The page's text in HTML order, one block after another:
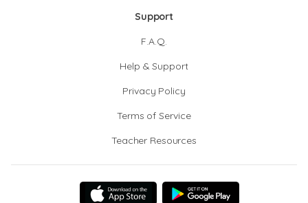
Support
F.A.Q.
Help & Support
Privacy Policy
Terms of Service
Teacher Resources